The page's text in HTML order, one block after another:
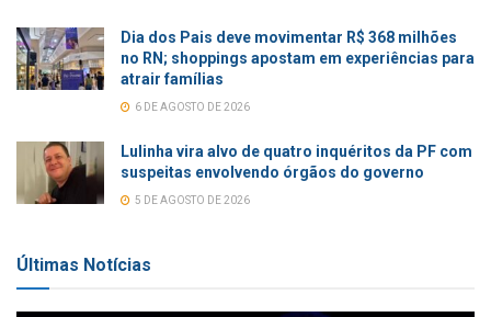
Dia dos Pais deve movimentar R$ 368 milhões
no RN; shoppings apostam em experiências para
atrair famílias
6 DE AGOSTO DE 2026
Lulinha vira alvo de quatro inquéritos da PF com
suspeitas envolvendo órgãos do governo
5 DE AGOSTO DE 2026
Últimas Notícias